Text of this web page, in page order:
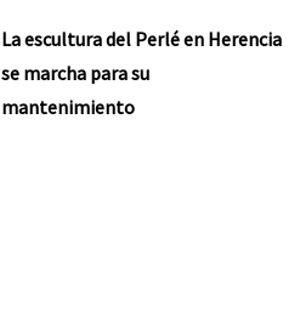
La escultura del Perlé en Herencia
se marcha para su
mantenimiento